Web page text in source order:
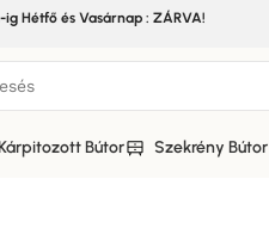
Hétfő és Vasárnap : ZÁRVA!
Bútor Szekrény Bútor